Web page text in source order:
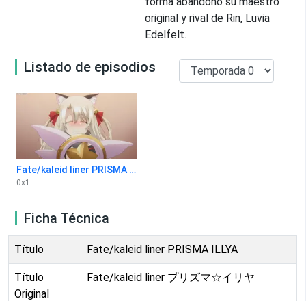
original y rival de Rin, Luvia
Edelfelt.
Listado de episodios
Fate/kaleid liner PRISMA ILLYA 0x1
0x1
Ficha Técnica
Título Fate/kaleid liner PRISMA ILLYA
Título
Original
Fate/kaleid liner プリズマ☆イリヤ